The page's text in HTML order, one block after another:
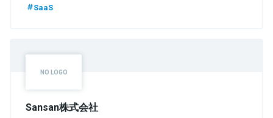
SaaS
Sansan株式会社